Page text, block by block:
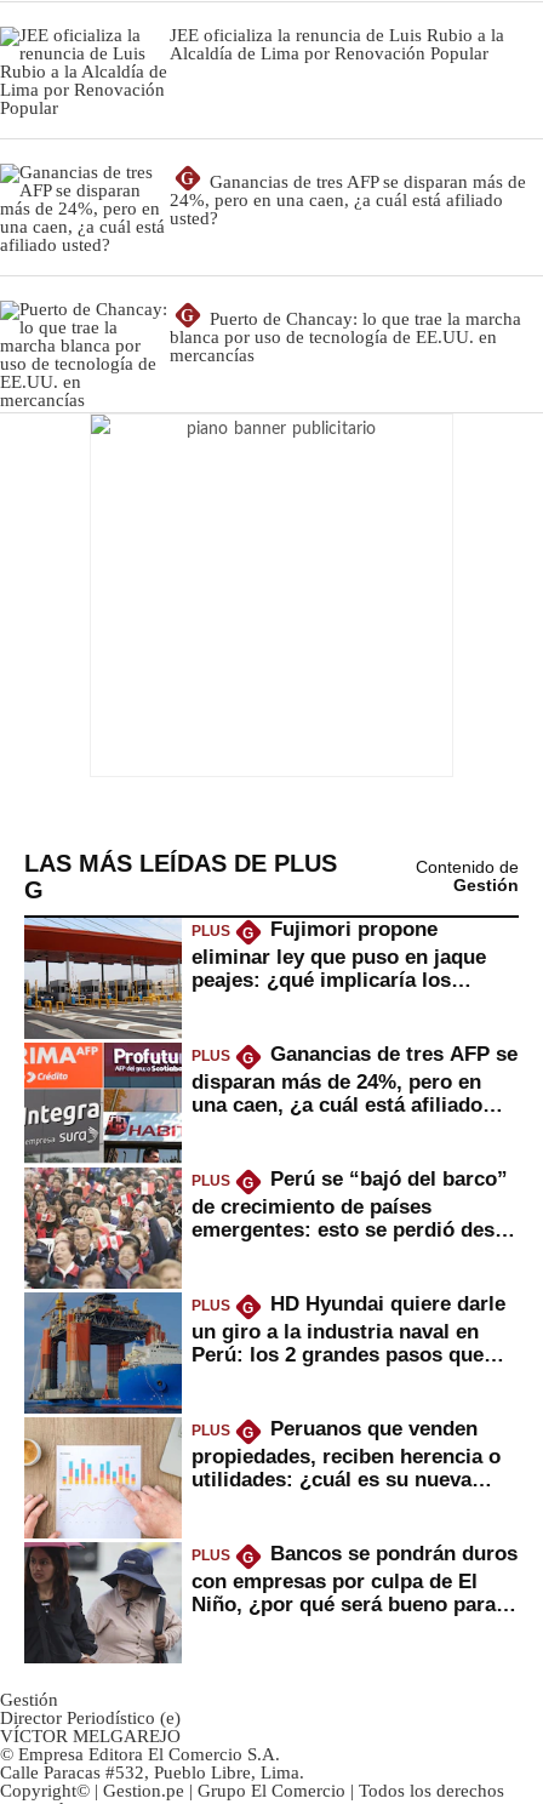
JEE oficializa la renuncia de Luis Rubio a la
Alcaldía de Lima por Renovación Popular
G
Ganancias de tres AFP se disparan más de
24%, pero en una caen, ¿a cuál está afiliado
usted?
G
Puerto de Chancay: lo que trae la marcha
blanca por uso de tecnología de EE.UU. en
mercancías
LAS MÁS LEÍDAS DE PLUS
G
Contenido de
Gestión
PLUS G
Fujimori propone
eliminar ley que puso en jaque
peajes: ¿qué implicaría los
PLUS G
Ganancias de tres AFP se
disparan más de 24%, pero en
una caen, ¿a cuál está afiliado
PLUS G
Perú se “bajó del barco”
de crecimiento de países
emergentes: esto se perdió desde
PLUS G
HD Hyundai quiere darle
un giro a la industria naval en
Perú: los 2 grandes pasos que
PLUS G
Peruanos que venden
propiedades, reciben herencia o
utilidades: ¿cuál es su nueva
PLUS G
Bancos se pondrán duros
con empresas por culpa de El
Niño, ¿por qué será bueno para
Gestión
Director Periodístico (e)
VÍCTOR MELGAREJO
© Empresa Editora El Comercio S.A.
Calle Paracas #532, Pueblo Libre, Lima.
Copyright© | Gestion.pe | Grupo El Comercio | Todos los derechos